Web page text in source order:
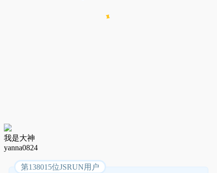
我是大神
yanna0824
第138015位JSRUN用户